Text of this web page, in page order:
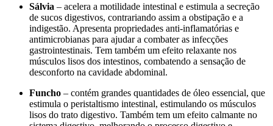
Sálvia – acelera a motilidade intestinal e estimula a secreção
de sucos digestivos, contrariando assim a obstipação e a
indigestão. Apresenta propriedades anti-inflamatórias e
antimicrobianas para ajudar a combater as infecções
gastrointestinais. Tem também um efeito relaxante nos
músculos lisos dos intestinos, combatendo a sensação de
desconforto na cavidade abdominal.
Funcho – contém grandes quantidades de óleo essencial, que
estimula o peristaltismo intestinal, estimulando os músculos
lisos do trato digestivo. Também tem um efeito calmante no